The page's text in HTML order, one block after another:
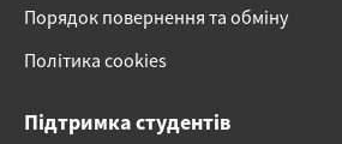
Порядок повернення та обміну
Політика cookies
Підтримка студентів